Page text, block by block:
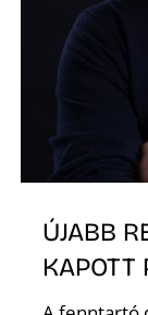
ÚJABB
KAPOTT